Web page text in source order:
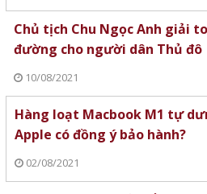
Chủ tịch Chu Ngọc Anh giải
đường cho người dân Thủ đô
10/08/2021
Hàng loạt Macbook M1 tự
Apple có đồng ý bảo hành?
02/08/2021